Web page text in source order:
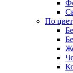
По